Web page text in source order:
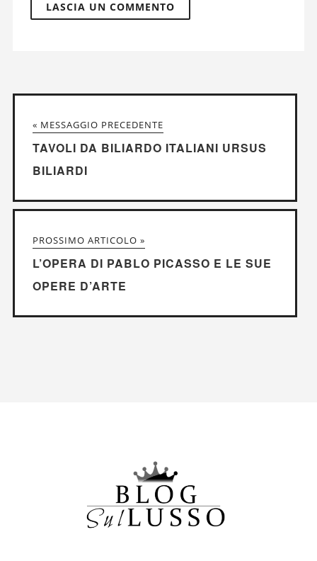
« MESSAGGIO PRECEDENTE
TAVOLI DA BILIARDO ITALIANI URSUS
BILIARDI
PROSSIMO ARTICOLO »
L’OPERA DI PABLO PICASSO E LE SUE
OPERE D’ARTE